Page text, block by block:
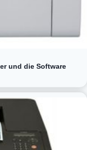
und die Software